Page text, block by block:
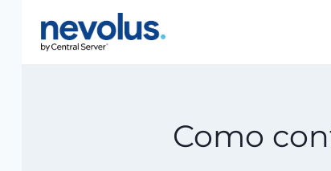
para
Como